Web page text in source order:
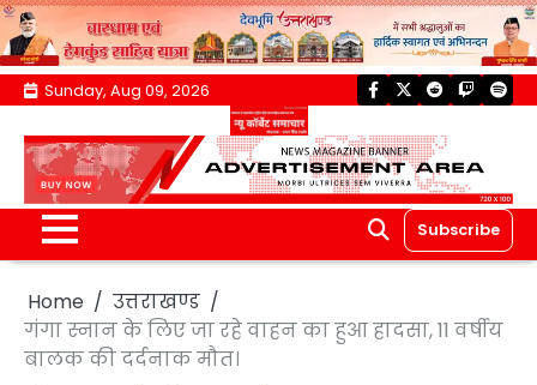
Skip
content
Sunday, Aug 09, 2026 facebook
twitterreddittwitch
Subscribe
Home
उत्तराखण्ड
गंगा स्नान के लिए जा रहे वाहन का हुआ हादसा, 11 वर्षीय
बालक की दर्दनाक मौत।